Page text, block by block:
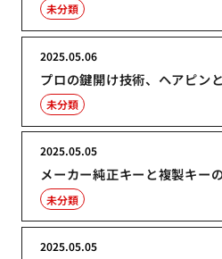
未分類
プロの鍵開け技術、ヘアピン
2025.05.06
未分類
メーカー純正キーと複製キー
2025.05.05
未分類
2025.05.05